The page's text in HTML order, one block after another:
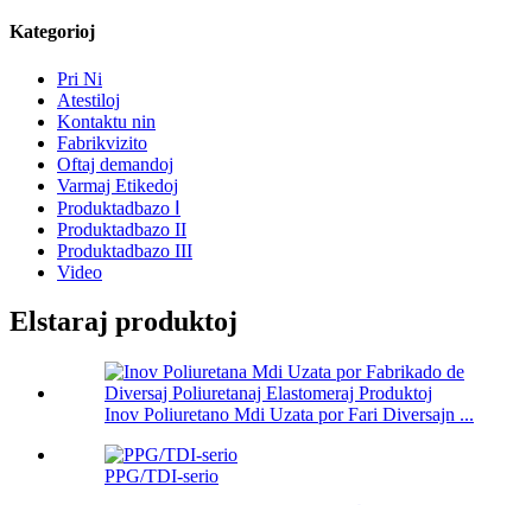
Kategorioj
Pri Ni
Atestiloj
Kontaktu nin
Fabrikvizito
Oftaj demandoj
Varmaj Etikedoj
Produktadbazo Ⅰ
Produktadbazo II
Produktadbazo III
Video
Elstaraj produktoj
Inov Poliuretano Mdi Uzata por Fari Diversajn ...
PPG/TDI-serio